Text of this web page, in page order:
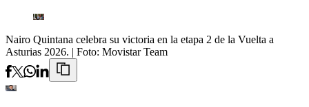
Nairo Quintana celebra su victoria en la etapa 2 de la Vuelta a
Asturias 2026. | Foto: Movistar Team